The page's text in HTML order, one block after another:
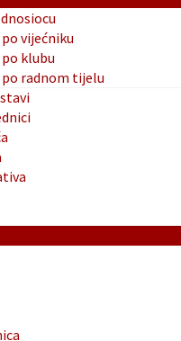
vijećniku
klubu
radnom tijelu